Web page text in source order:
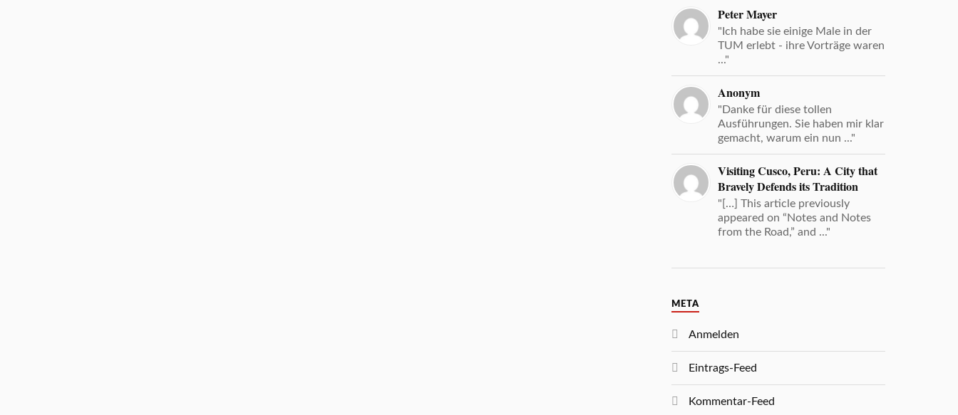
Peter Mayer
"Ich habe sie einige Male in der
TUM erlebt - ihre Vorträge waren
..."
Anonym
"Danke für diese tollen
Ausführungen. Sie haben mir klar
gemacht, warum ein nun ..."
Visiting Cusco, Peru: A City that
Bravely Defends its Tradition
"[…] This article previously
appeared on “Notes and Notes
from the Road,” and ..."
META
Anmelden
Eintrags-Feed
Kommentar-Feed